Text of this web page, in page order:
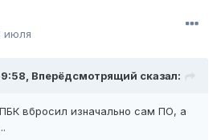
июля
Вперёдсмотрящий сказал:
вбросил изначально сам ПО, а